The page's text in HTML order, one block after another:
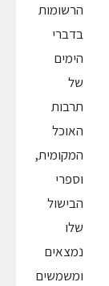
הרשומות
בדברי
הימים
של
תרבות
האוכל
המקומית,
וספרי
הבישול
שלו
נמצאים
ומשמשים